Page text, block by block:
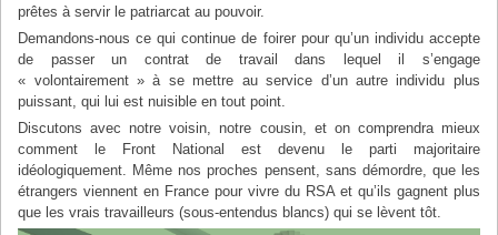
prêtes à servir le patriarcat au pouvoir.
Demandons-nous ce qui continue de foirer pour qu’un individu accepte
de passer un contrat de travail dans lequel il s’engage
« volontairement » à se mettre au service d’un autre individu plus
puissant, qui lui est nuisible en tout point.
Discutons avec notre voisin, notre cousin, et on comprendra mieux
comment le Front National est devenu le parti majoritaire
idéologiquement. Même nos proches pensent, sans démordre, que les
étrangers viennent en France pour vivre du RSA et qu’ils gagnent plus
que les vrais travailleurs (sous-entendus blancs) qui se lèvent tôt.